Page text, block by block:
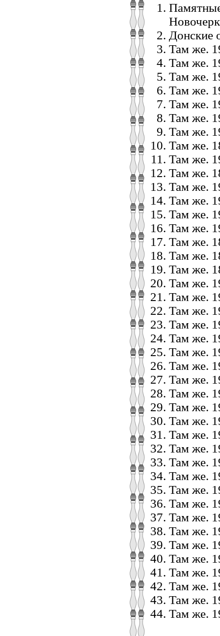
Донские
Там же.
Там же.
Там же.
Там же.
Там же.
Там же.
Там же.
Там же.
Там же.
Там же.
Там же.
Там же.
Там же.
Там же.
Там же.
Там же.
Там же.
Там же.
Там же.
Там же.
Там же.
Там же.
Там же.
Там же.
Там же.
Там же.
Там же.
Там же.
Там же.
Там же.
Там же.
Там же.
Там же.
Там же.
Там же.
Там же.
Там же.
Там же.
Там же.
Там же.
Там же.
Там же.